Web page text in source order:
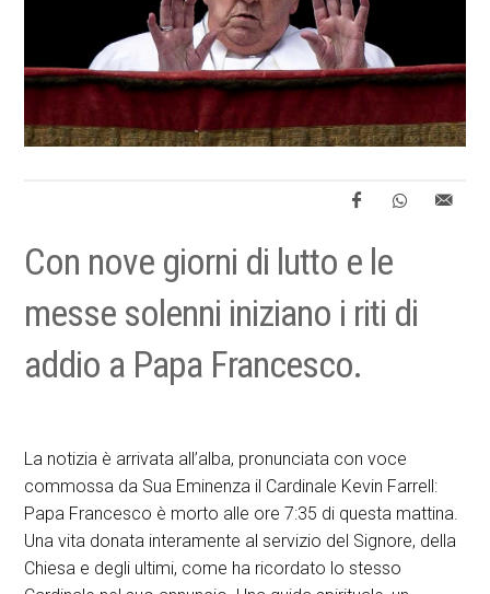
Con nove giorni di lutto e le
messe solenni iniziano i riti di
addio a Papa Francesco.
La notizia è arrivata all’alba, pronunciata con voce
commossa da Sua Eminenza il Cardinale Kevin Farrell:
Papa Francesco è morto alle ore 7:35 di questa mattina.
Una vita donata interamente al servizio del Signore, della
Chiesa e degli ultimi, come ha ricordato lo stesso